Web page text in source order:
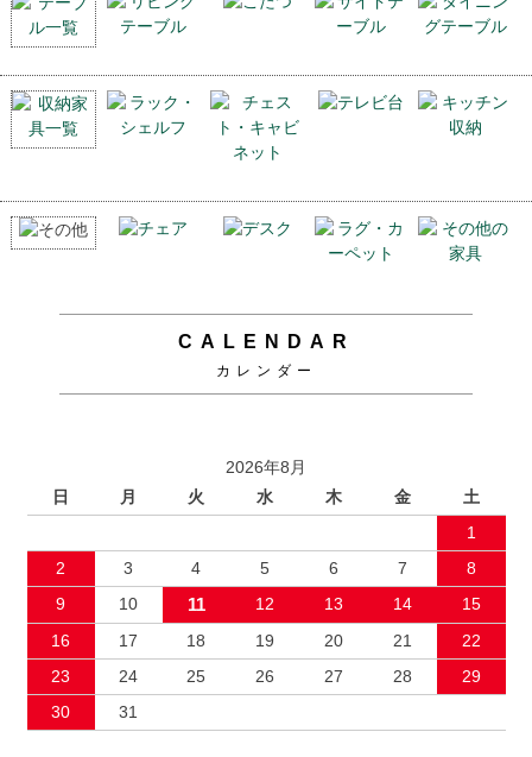
CALENDAR
カレンダー
2026年8月
日
月 火 水 木 金
土
1
2
3 4 5 6 7
8
9
10 11 12 13 14
15
16
17 18 19 20 21
22
23
24 25 26 27 28
29
30
31